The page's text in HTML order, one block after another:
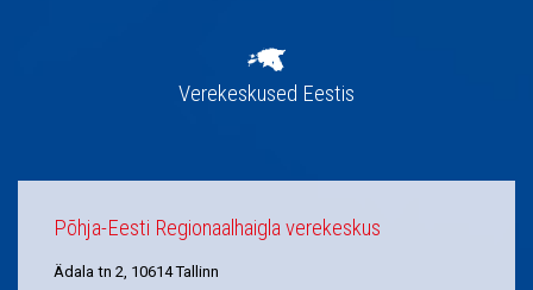
Verekeskused Eestis
Põhja-Eesti Regionaalhaigla verekeskus
Ädala tn 2, 10614 Tallinn